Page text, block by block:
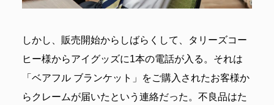
しかし、販売開始からしばらくして、タリーズコー
ヒー様からアイグッズに1本の電話が入る。それは
「ベアフル ブランケット」をご購入されたお客様か
らクレームが届いたという連絡だった。不良品はた